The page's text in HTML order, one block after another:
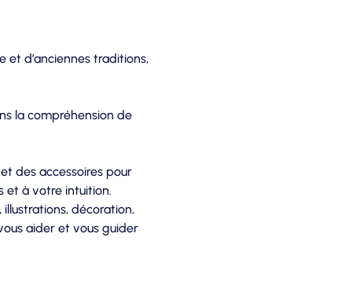
et d’anciennes traditions,
la compréhension de
des accessoires pour
et à votre intuition.
illustrations, décoration,
aider et vous guider